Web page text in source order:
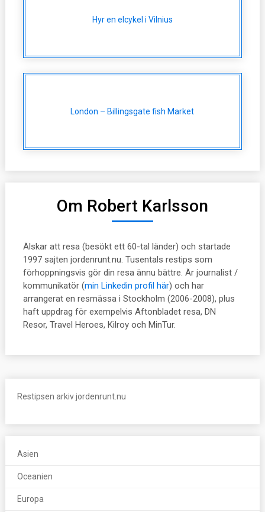
Hyr en elcykel i Vilnius
London – Billingsgate fish Market
Om Robert Karlsson
Älskar att resa (besökt ett 60-tal länder) och startade
1997 sajten jordenrunt.nu. Tusentals restips som
förhoppningsvis gör din resa ännu bättre. Är journalist /
kommunikatör (min Linkedin profil här) och har
arrangerat en resmässa i Stockholm (2006-2008), plus
haft uppdrag för exempelvis Aftonbladet resa, DN
Resor, Travel Heroes, Kilroy och MinTur.
Restipsen arkiv jordenrunt.nu
Asien
Oceanien
Europa